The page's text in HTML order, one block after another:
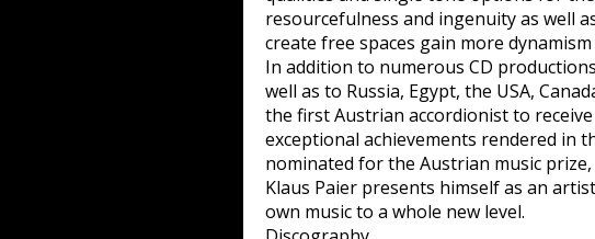
resourcefulness and ingenuity as well
create free spaces gain more
In addition to numerous CD
well as to Russia, Egypt, the USA,
the first Austrian accordionist to
exceptional achievements rendered in
nominated for the Austrian music prize,
Klaus Paier presents himself as an
own music to a whole new level.